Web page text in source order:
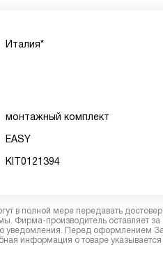
Италия*
монтажный комплект
EASY
KIT0121394
в полной мере передавать
Фирма-производитель оставляет за
уведомления. Перед оформлением
информация о товаре указывается